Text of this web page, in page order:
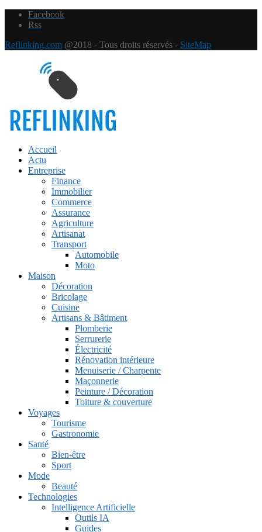
Facebook
Rss
Reflinking.com @2018 - Tous droits réservés - SiteMap
Accueil
Actu
Entreprise
Finance
Immobilier
Commerce
Assurance
Agriculture
Artisanat
Transport
Automobile
Moto
Maison
Décoration
Bricolage
Cuisine
Artisans & Bâtiment
Plomberie
Serrurerie
Électricité
Rénovation intérieure
Menuiserie / Charpente
Maçonnerie
Peinture / Décoration
Toiture & couverture
Voyages
Tourisme
Gastronomie
Santé
Bien-être
Sport
Mode
Beauté
Technologies
Intelligence Artificielle
Outils IA
Guides